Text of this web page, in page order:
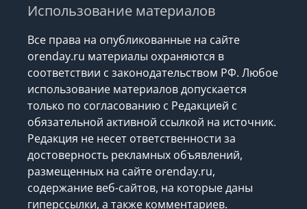
Использование материалов
Все права на опубликованные на сайте
orenday.ru материалы охраняются в
соответствии с законодательством РФ. Любое
использование материалов допускается
только по согласованию с Редакцией с
обязательной активной ссылкой на источник.
Редакция не несет ответственности за
достоверность рекламных объявлений,
размещенных на сайте orenday.ru,
содержание веб-сайтов, на которые даны
гиперссылки, а также комментариев.